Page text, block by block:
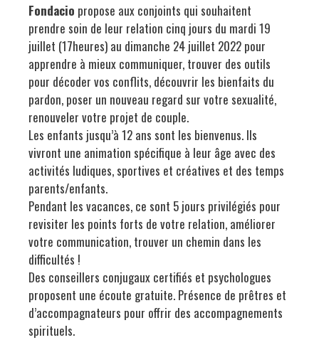
Fondacio propose aux conjoints qui souhaitent
prendre soin de leur relation cinq jours du mardi 19
juillet (17heures) au dimanche 24 juillet 2022 pour
apprendre à mieux communiquer, trouver des outils
pour décoder vos conflits, découvrir les bienfaits du
pardon, poser un nouveau regard sur votre sexualité,
renouveler votre projet de couple.
Les enfants jusqu’à 12 ans sont les bienvenus. Ils
vivront une animation spécifique à leur âge avec des
activités ludiques, sportives et créatives et des temps
parents/enfants.
Pendant les vacances, ce sont 5 jours privilégiés pour
revisiter les points forts de votre relation, améliorer
votre communication, trouver un chemin dans les
difficultés !
Des conseillers conjugaux certifiés et psychologues
proposent une écoute gratuite. Présence de prêtres et
d’accompagnateurs pour offrir des accompagnements
spirituels.